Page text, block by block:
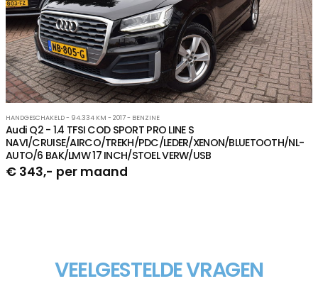
HANDGESCHAKELD - 94.334 KM - 2017 - BENZINE
Audi Q2 - 1.4 TFSI COD SPORT PRO LINE S
NAVI/CRUISE/AIRCO/TREKH/PDC/LEDER/XENON/BLUETOOTH/NL-
AUTO/6 BAK/LMW 17 INCH/STOEL VERW/USB
€ 343,- per maand
VEELGESTELDE VRAGEN